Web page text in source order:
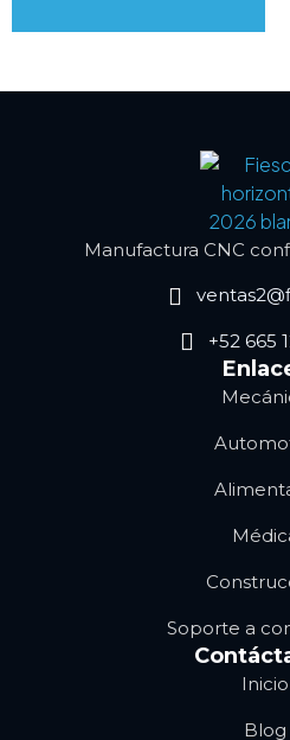
Manufactura CNC
+52 665
Soporte a
Inicio
Blog